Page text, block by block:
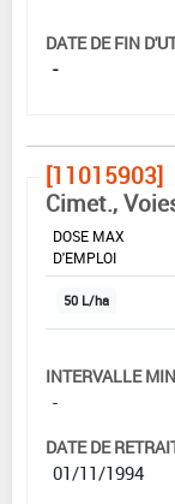
DATE DE FIN
-
[11015903]
Cimet.,
DOSE MAX
D'EMPLOI
50 L/ha
INTERVALLE
-
DATE DE
01/11/1994